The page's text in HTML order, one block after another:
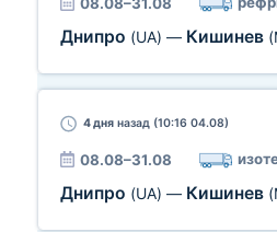
Днипро (UA) — Кишинев
4 дня назад (10:16 04.08)
08.08–31.08
Днипро (UA) — Кишинев